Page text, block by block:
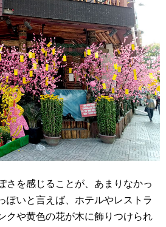
さを感じることが、あまりなかっ
ぽいと言えば、ホテルやレストラ
クや黄色の花が木に飾りつけられ